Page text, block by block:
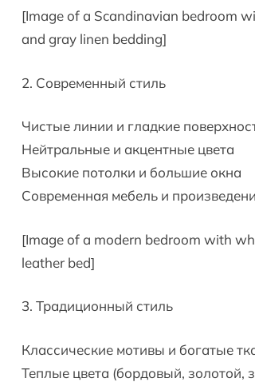
[Image of a Scandinavian bedroom
and gray linen bedding]
2. Современный стиль
Чистые линии и гладкие
Нейтральные и акцентные цвета
Высокие потолки и большие окна
Современная мебель и
[Image of a modern bedroom with
leather bed]
3. Традиционный стиль
Классические мотивы и богатые
Теплые цвета (бордовый, золотой,